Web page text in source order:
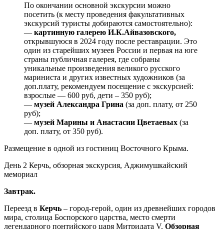
По окончании основной экскурсии можно
посетить (к месту проведения факультативных
экскурсий туристы добираются самостоятельно):
— картинную галерею И.К.Айвазовского,
открывшуюся в 2024 году после реставрации. Это
один из старейших музеев России и первая на юге
страны публичная галерея, где собраны
уникальные произведения великого русского
мариниста и других известных художников (за
доп.плату, рекомендуем посещение с экскурсией:
взрослые — 600 руб, дети – 350 руб);
— музей Александра Грина (за доп. плату, от 250
руб);
— музей Марины и Анастасии Цветаевых (за
доп. плату, от 350 руб).
Размещение в одной из гостиниц Восточного Крыма.
День 2 Керчь, обзорная экскурсия, Аджимушкайский
мемориал
Завтрак.
Переезд в Керчь – город-герой, один из древнейших городов
мира, столица Боспорского царства, место смерти
легендарного понтийского царя Митридата V. Обзорная